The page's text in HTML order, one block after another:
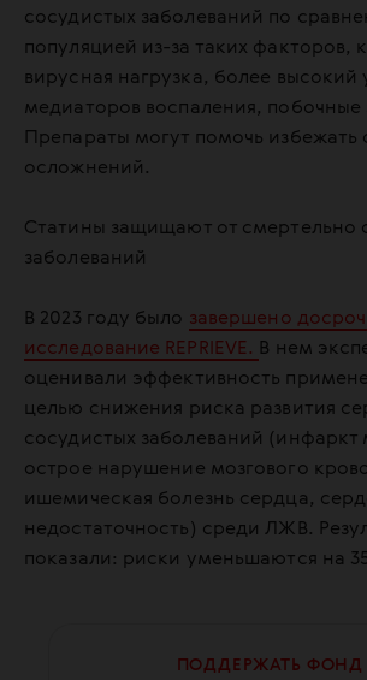
сосудистых заболеваний по
популяцией из-за таких факторов,
вирусная нагрузка, более высокий
медиаторов воспаления,
Препараты могут помочь избежать
осложнений.
Статины защищают от смертельно
заболеваний
В 2023 году было завершено
исследование REPRIEVE. В нем
оценивали эффективность
целью снижения риска развития
сосудистых заболеваний (инфаркт
острое нарушение мозгового
ишемическая болезнь сердца,
недостаточность) среди ЛЖВ.
показали: риски уменьшаются на
ПОДДЕРЖАТЬ ФОНД